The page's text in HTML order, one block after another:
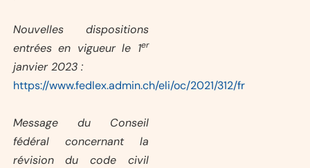
Nouvelles dispositions
entrées en vigueur le 1er
janvier 2023 :
https://www.fedlex.admin.ch/eli/oc/2021/312/fr
Message du Conseil
fédéral concernant la
révision du code civil